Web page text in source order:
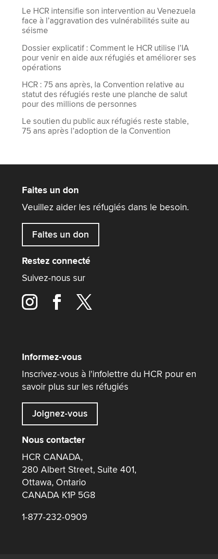
Le HCR intensifie son intervention au Venezuela
face à l’aggravation des vulnérabilités suite au
séisme
Dossier explicatif : Comment le HCR utilise l’IA
pour venir en aide aux réfugiés et améliorer ses
opérations
HCR : 75 ans après, la Convention relative au
statut des réfugiés reste une planche de salut
pour des millions de personnes
Le soutien du public aux réfugiés reste stable,
75 ans après l’adoption de la Convention
Faites un don
Veuillez aider les réfugiés dans le besoin.
Faites un don
Restez connecté
Suivez-nous sur
Informez-vous
Inscrivez-vous à l'infolettre du HCR pour en
savoir plus sur les réfugiés
Joignez-vous
Nous contacter
HCR CANADA,
280 Albert Street, Suite 401,
Ottawa, Ontario
CANADA K1P 5G8
1-877-232-0909